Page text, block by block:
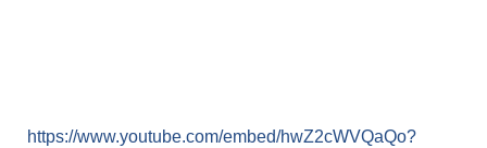
https://www.youtube.com/embed/hwZ2cWVQaQo?